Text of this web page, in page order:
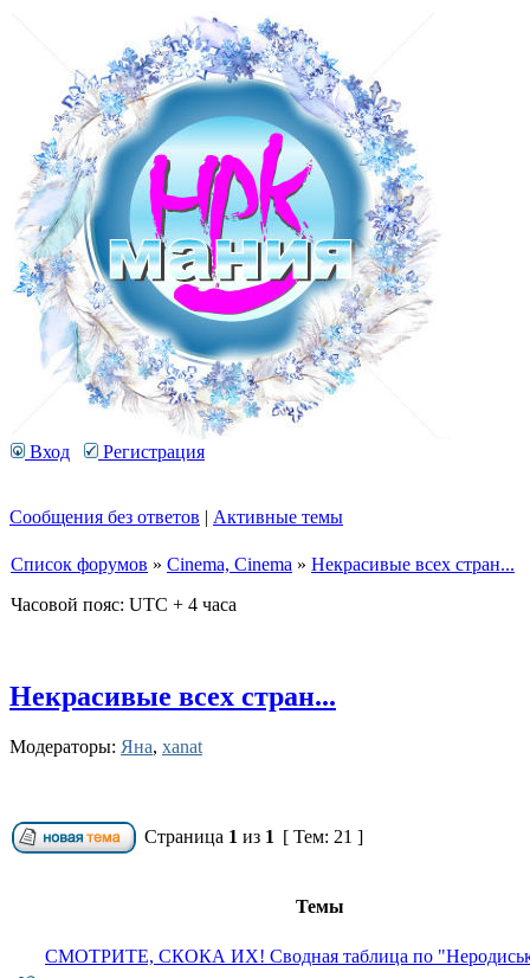
Вход Регистрация
Сообщения без ответов | Активные темы
Список форумов » Cinema, Cinema » Некрасивые всех стран...
Часовой пояс: UTC + 4 часа
Некрасивые всех стран...
Модераторы: Яна, xanat
Страница 1 из 1 [ Тем: 21 ]
Темы
СМОТРИТЕ, СКОКА ИХ! Сводная таблица по